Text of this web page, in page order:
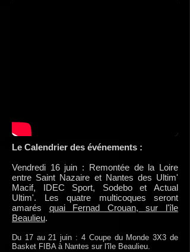
Le Calendrier des événements :
Vendredi 16 juin : Remontée de la Loire
entre Saint Nazaire et Nantes des Ultim'
Macif, IDEC Sport, Sodebo et Actual
Ultim'. Les quatre multicoques seront
amarés quai Fernad Crouan, sur l'île
Beaulieu.
Du 17 au 21 juin : 4 Coupe du Monde 3X3 de
Basket FIBA à Nantes sur l'île Beaulieu.